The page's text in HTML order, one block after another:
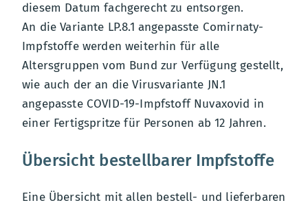
diesem Datum fachgerecht zu entsorgen.
An die Variante LP.8.1 angepasste Comirnaty-
Impfstoffe werden weiterhin für alle
Altersgruppen vom Bund zur Verfügung gestellt,
wie auch der an die Virusvariante JN.1
angepasste COVID-19-Impfstoff Nuvaxovid in
einer Fertigspritze für Personen ab 12 Jahren.
Übersicht bestellbarer Impfstoffe
Eine Übersicht mit allen bestell- und lieferbaren